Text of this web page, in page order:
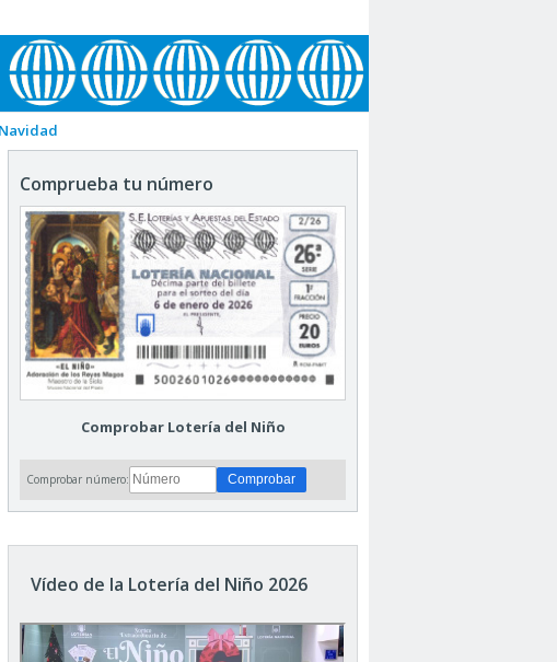
Comprueba tu número
Comprobar Lotería del Niño
Comprobar número:
Vídeo de la Lotería del Niño 2026